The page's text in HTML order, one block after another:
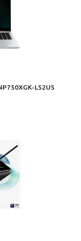
LS2US